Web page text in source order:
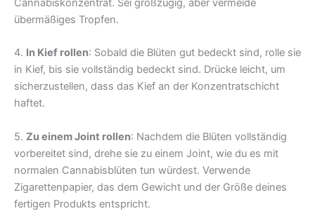
Cannabiskonzentrat. Sei großzügig, aber vermeide
übermäßiges Tropfen.
4. In Kief rollen: Sobald die Blüten gut bedeckt sind, rolle sie
in Kief, bis sie vollständig bedeckt sind. Drücke leicht, um
sicherzustellen, dass das Kief an der Konzentratschicht
haftet.
5. Zu einem Joint rollen: Nachdem die Blüten vollständig
vorbereitet sind, drehe sie zu einem Joint, wie du es mit
normalen Cannabisblüten tun würdest. Verwende
Zigarettenpapier, das dem Gewicht und der Größe deines
fertigen Produkts entspricht.